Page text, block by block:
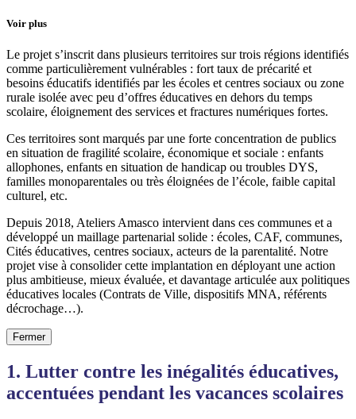
Voir plus
Le projet s’inscrit dans plusieurs territoires sur trois régions identifiés
comme particulièrement vulnérables : fort taux de précarité et
besoins éducatifs identifiés par les écoles et centres sociaux ou zone
rurale isolée avec peu d’offres éducatives en dehors du temps
scolaire, éloignement des services et fractures numériques fortes.
Ces territoires sont marqués par une forte concentration de publics
en situation de fragilité scolaire, économique et sociale : enfants
allophones, enfants en situation de handicap ou troubles DYS,
familles monoparentales ou très éloignées de l’école, faible capital
culturel, etc.
Depuis 2018, Ateliers Amasco intervient dans ces communes et a
développé un maillage partenarial solide : écoles, CAF, communes,
Cités éducatives, centres sociaux, acteurs de la parentalité. Notre
projet vise à consolider cette implantation en déployant une action
plus ambitieuse, mieux évaluée, et davantage articulée aux politiques
éducatives locales (Contrats de Ville, dispositifs MNA, référents
décrochage…).
Fermer
1. Lutter contre les inégalités éducatives,
accentuées pendant les vacances scolaires